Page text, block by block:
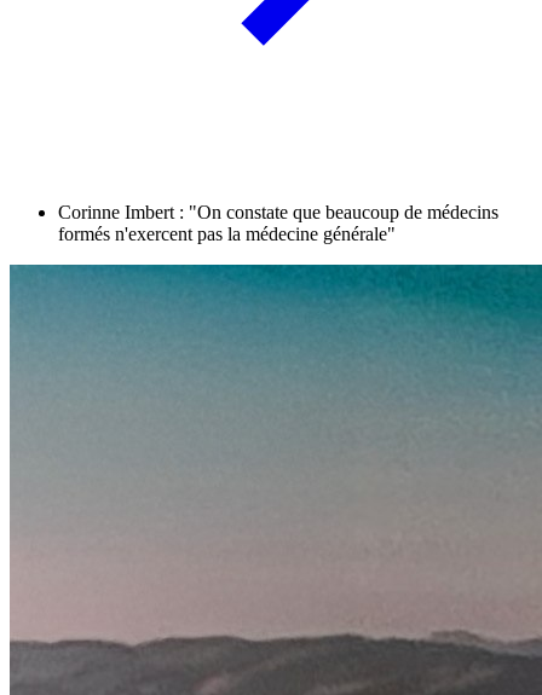
Corinne Imbert : "On constate que beaucoup de médecins
formés n'exercent pas la médecine générale"